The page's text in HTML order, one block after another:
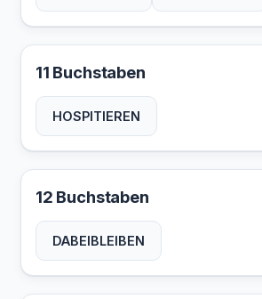
11 Buchstaben
HOSPITIEREN
12 Buchstaben
DABEIBLEIBEN